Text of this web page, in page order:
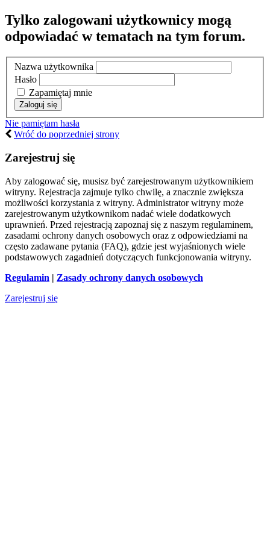
Tylko zalogowani użytkownicy mogą
odpowiadać w tematach na tym forum.
Nazwa użytkownika
Hasło
Zapamiętaj mnie
Nie pamiętam hasła
Wróć do poprzedniej strony
Zarejestruj się
Aby zalogować się, musisz być zarejestrowanym użytkownikiem
witryny. Rejestracja zajmuje tylko chwilę, a znacznie zwiększa
możliwości korzystania z witryny. Administrator witryny może
zarejestrowanym użytkownikom nadać wiele dodatkowych
uprawnień. Przed rejestracją zapoznaj się z naszym regulaminem,
zasadami ochrony danych osobowych oraz z odpowiedziami na
często zadawane pytania (FAQ), gdzie jest wyjaśnionych wiele
podstawowych zagadnień dotyczących funkcjonowania witryny.
Regulamin | Zasady ochrony danych osobowych
Zarejestruj się